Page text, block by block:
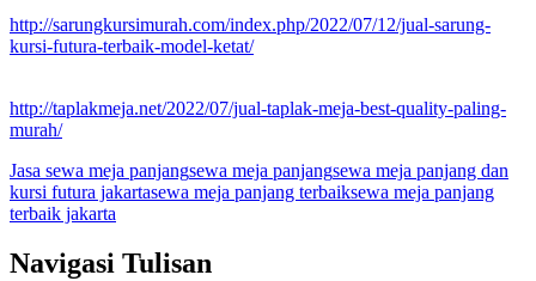
http://sarungkursimurah.com/index.php/2022/07/12/jual-sarung-
kursi-futura-terbaik-model-ketat/
http://taplakmeja.net/2022/07/jual-taplak-meja-best-quality-paling-
murah/
Jasa sewa meja panjangsewa meja panjangsewa meja panjang dan
kursi futura jakartasewa meja panjang terbaiksewa meja panjang
terbaik jakarta
Navigasi Tulisan